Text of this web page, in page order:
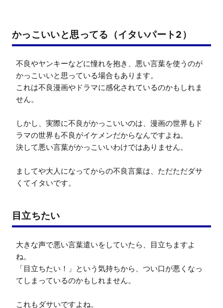
かっこいいと思ってる（イタいパート2）
不良やヤンキーなどに憧れを抱き、悪い言葉を使うのが
かっこいいと思っている場合もあります。
これは不良漫画やドラマに感化されているのかもしれま
せん。
しかし、実際に不良がかっこいいのは、漫画の世界もド
ラマの世界も不良がイケメンだからなんですよね。
決して悪い言葉がかっこいいわけではありません。
ましてや大人になってからの不良言葉は、ただただダサ
くてイタいです。
目立ちたい
大きな声で悪い言葉遣いをしていたら、目立ちますよ
ね。
「目立ちたい！」という気持ちから、つい口が悪くなっ
てしまっているのかもしれません。
これもダサいですよね。